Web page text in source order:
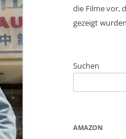
die Filme vor,
gezeigt
Suchen
AMAZON